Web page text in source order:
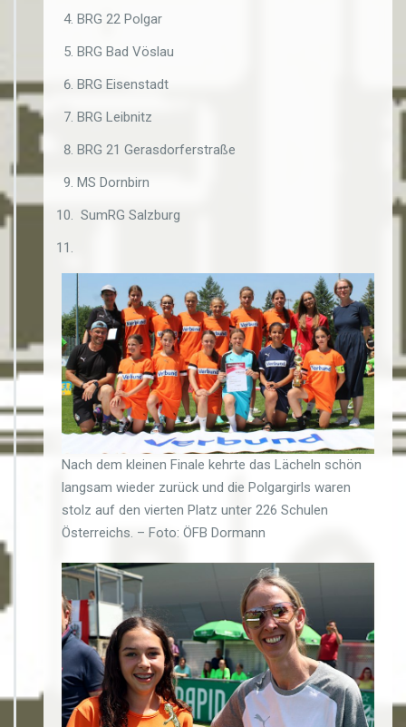
BRG 22 Polgar
BRG Bad Vöslau
BRG Eisenstadt
BRG Leibnitz
BRG 21 Gerasdorferstraße
MS Dornbirn
SumRG Salzburg
Nach dem kleinen Finale kehrte das Lächeln schön
langsam wieder zurück und die Polgargirls waren
stolz auf den vierten Platz unter 226 Schulen
Österreichs. – Foto: ÖFB Dormann